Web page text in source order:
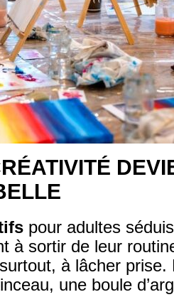
pour adultes
à sortir de leur
à lâcher prise.
une boule